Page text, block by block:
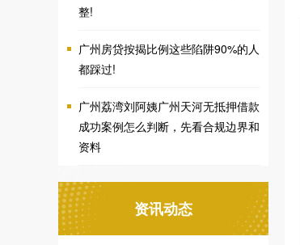
整!
广州房贷按揭比例这些陷阱90%的人
都踩过!
广州荔湾刘阿姨广州天河无抵押借款
成功案例怎么判断，先看合规边界和
资料
资讯动态